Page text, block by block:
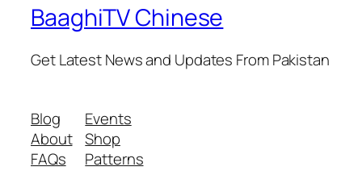
BaaghiTV Chinese
Get Latest News and Updates From Pakistan
Blog
About
FAQs
Events
Shop
Patterns